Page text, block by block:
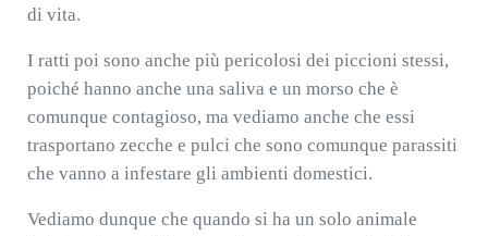
di vita.
I ratti poi sono anche più pericolosi dei piccioni stessi,
poiché hanno anche una saliva e un morso che è
comunque contagioso, ma vediamo anche che essi
trasportano zecche e pulci che sono comunque parassiti
che vanno a infestare gli ambienti domestici.
Vediamo dunque che quando si ha un solo animale